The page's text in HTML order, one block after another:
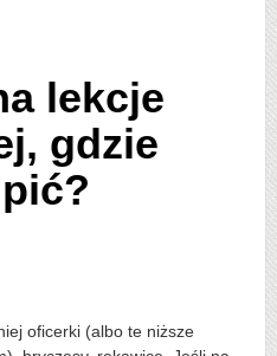
lekcje
gdzie
oficerki (albo te niższe